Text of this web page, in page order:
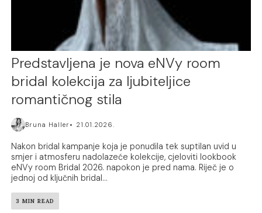
Predstavljena je nova eNVy room
bridal kolekcija za ljubiteljice
romantičnog stila
Bruna Haller 21.01.2026.
Nakon bridal kampanje koja je ponudila tek suptilan uvid u
smjer i atmosferu nadolazeće kolekcije, cjeloviti lookbook
eNVy room Bridal 2026. napokon je pred nama. Riječ je o
jednoj od ključnih bridal...
3 MIN READ